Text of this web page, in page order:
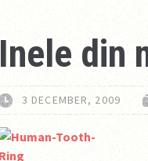
Inele din
3 DECEMBER, 2009